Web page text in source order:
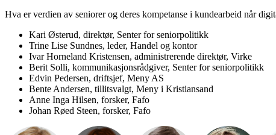
Hva er verdien av seniorer og deres kompetanse i kundearbeid når
Kari Østerud, direktør, Senter for seniorpolitikk
Trine Lise Sundnes, leder, Handel og kontor
Ivar Horneland Kristensen, administrerende direktør, Virke
Berit Solli, kommunikasjonsrådgiver, Senter for seniorpolitikk
Edvin Pedersen, driftsjef, Meny AS
Bente Andersen, tillitsvalgt, Meny i Kristiansand
Anne Inga Hilsen, forsker, Fafo
Johan Røed Steen, forsker, Fafo